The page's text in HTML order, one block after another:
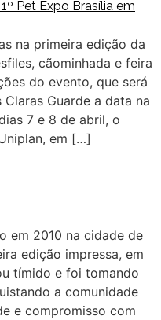
na primeira edição da
cãominhada e feira
do evento, que será
Guarde a data na
7 e 8 de abril, o
em […]
em 2010 na cidade de
edição impressa, em
tímido e foi tomando
a comunidade
e compromisso com